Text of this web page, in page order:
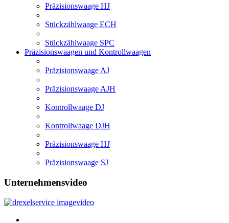
Präzisionswaage HJ
Stückzählwaage ECH
Stückzählwaage SPC
Präzisionswaagen und Kontrollwaagen
Präzisionswaage AJ
Präzisionswaage AJH
Kontrollwaage DJ
Kontrollwaage DJH
Präzisionswaage HJ
Präzisionswaage SJ
Unternehmensvideo